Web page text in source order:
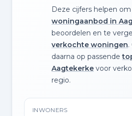
Deze cijfers helpen
woningaanbod in
beoordelen en te
verkochte woningen.
daarna op passende
Aagtekerke voor
regio.
INWONERS